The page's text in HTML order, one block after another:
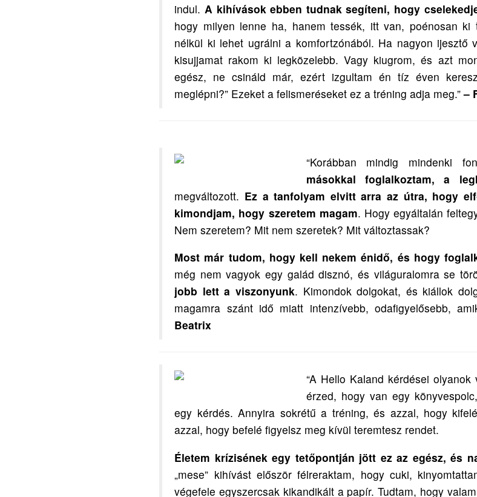
indul. A kihívások ebben tudnak segíteni, hogy
hogy milyen lenne ha, hanem tessék, itt van, poénosan ki
nélkül ki lehet ugrálni a komfortzónából. Ha nagyon ijesztő
kisujjamat rakom ki legközelebb. Vagy kiugrom, és azt
egész, ne csináld már, ezért izgultam én tíz éven
meglépni?” Ezeket a felismeréseket ez a tréning adja meg.”–
“Korábban mindig mindenki
másokkal foglalkoztam, a
megváltozott. Ez a tanfolyam elvitt arra az útra, hogy
kimondjam, hogy szeretem magam. Hogy egyáltalán
Nem szeretem? Mit nem szeretek? Mit változtassak?
Most már tudom, hogy kell nekem énidő, és hogy
még nem vagyok egy galád disznó, és világuralomra se
jobb lett a viszonyunk. Kimondok dolgokat, és kiállok
magamra szánt idő miatt intenzívebb, odafigyelősebb,
Beatrix
“A Hello Kaland kérdései
érzed, hogy van egy
egy kérdés. Annyira sokrétű a tréning, és azzal, hogy
azzal, hogy befelé figyelsz meg kívül teremtesz rendet.
Életem krízisének egy tetőpontján jött ez az egész, és
„mese” kihívást először félreraktam, hogy cuki,
végefele egyszercsak kikandikált a papír. Tudtam, hogy